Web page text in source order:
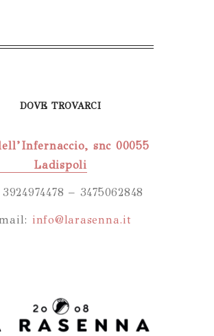
DOVE TROVARCI
snc 00055
Ladispoli
– 3475062848
info@larasenna.it